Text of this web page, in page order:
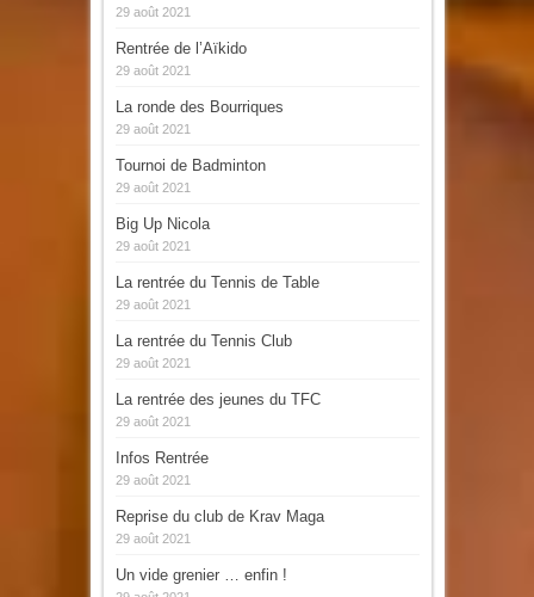
29 août 2021
Rentrée de l’Aïkido
29 août 2021
La ronde des Bourriques
29 août 2021
Tournoi de Badminton
29 août 2021
Big Up Nicola
29 août 2021
La rentrée du Tennis de Table
29 août 2021
La rentrée du Tennis Club
29 août 2021
La rentrée des jeunes du TFC
29 août 2021
Infos Rentrée
29 août 2021
Reprise du club de Krav Maga
29 août 2021
Un vide grenier … enfin !